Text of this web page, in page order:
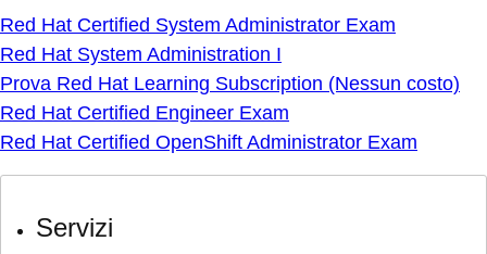
Red Hat Certified System Administrator Exam
Red Hat System Administration I
Prova Red Hat Learning Subscription (Nessun costo)
Red Hat Certified Engineer Exam
Red Hat Certified OpenShift Administrator Exam
Servizi